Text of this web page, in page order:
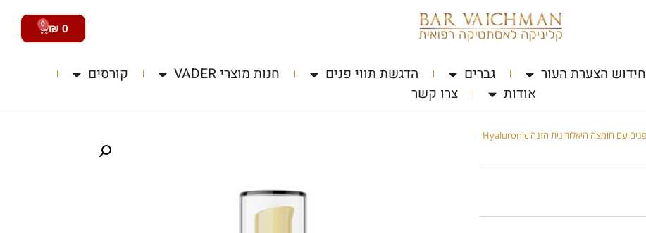
₪ 0
0
חידוש הצערת העור גברים הדגשת תווי פנים חנות מוצרי VADER
קורסים
אודות
צרו קשר
/ סרום לפנים עם חומצה היאלורונית הזנה Hyaluronic